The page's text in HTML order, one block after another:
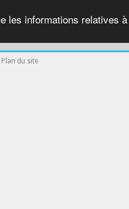
les informations relatives
Plan du site